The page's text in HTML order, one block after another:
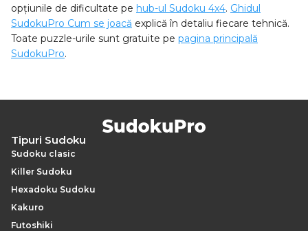
opțiunile de dificultate pe hub-ul Sudoku 4x4. Ghidul
SudokuPro Cum se joacă explică în detaliu fiecare tehnică.
Toate puzzle-urile sunt gratuite pe pagina principală
SudokuPro.
Tipuri Sudoku
Sudoku clasic
Killer Sudoku
Hexadoku Sudoku
Kakuro
Futoshiki